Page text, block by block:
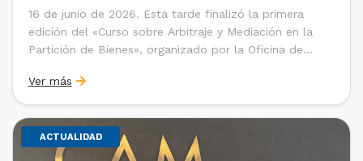
16 de junio de 2026. Esta tarde finalizó la primera
edición del «Curso sobre Arbitraje y Mediación en la
Partición de Bienes», organizado por la Oficina de
Arbitraje y Mediación (CAM) de la Cámara de Comercio
de Santiago (CCS). El curso contó con […]
Ver más
ACTUALIDAD